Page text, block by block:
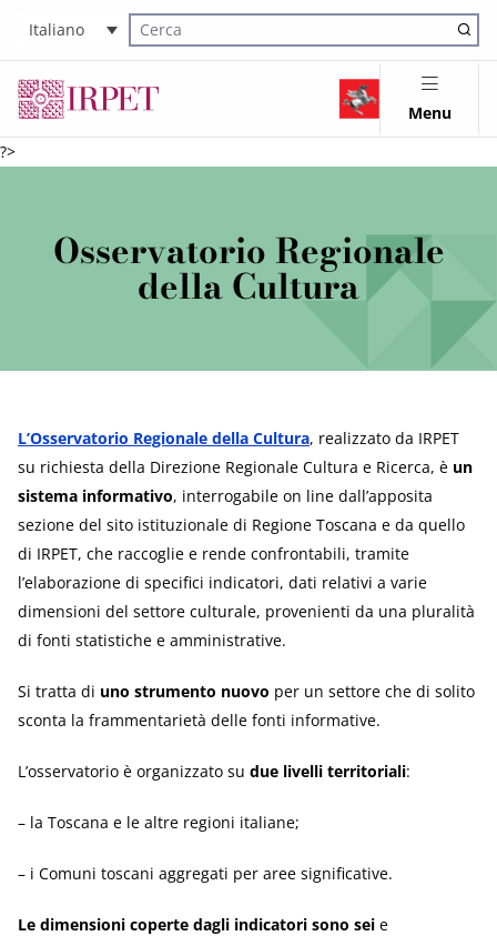
Italiano
Cerca nel sito
Menu
?>
Osservatorio Regionale
della Cultura
L’Osservatorio Regionale della Cultura, realizzato da IRPET
su richiesta della Direzione Regionale Cultura e Ricerca, è un
sistema informativo, interrogabile on line dall’apposita
sezione del sito istituzionale di Regione Toscana e da quello
di IRPET, che raccoglie e rende confrontabili, tramite
l’elaborazione di specifici indicatori, dati relativi a varie
dimensioni del settore culturale, provenienti da una pluralità
di fonti statistiche e amministrative.
Si tratta di uno strumento nuovo per un settore che di solito
sconta la frammentarietà delle fonti informative.
L’osservatorio è organizzato su due livelli territoriali:
– la Toscana e le altre regioni italiane;
– i Comuni toscani aggregati per aree significative.
Le dimensioni coperte dagli indicatori sono sei e